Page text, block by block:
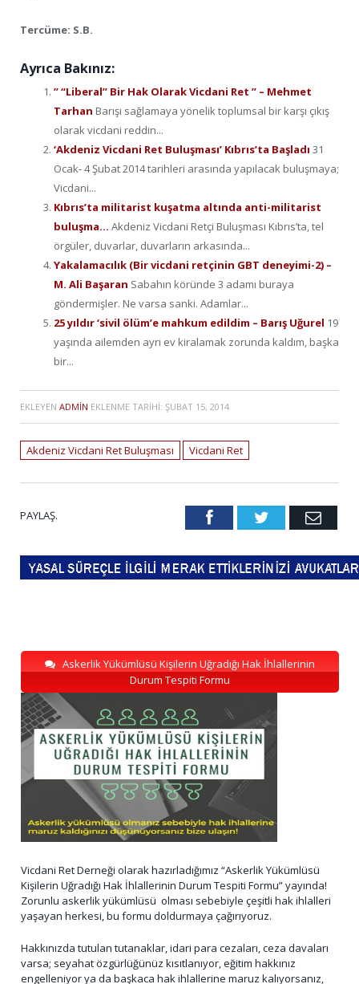
Tercüme: S.B.
Ayrıca Bakınız:
” “Liberal” Bir Hak Olarak Vicdani Ret ” – Mehmet
Tarhan Barışı sağlamaya yönelik toplumsal bir karşı çıkış
olarak vicdani reddin...
‘Akdeniz Vicdani Ret Buluşması’ Kıbrıs’ta Başladı 31
Ocak- 4 Şubat 2014 tarihleri arasında yapılacak buluşmaya;
Vicdani...
Kıbrıs’ta militarist kuşatma altında anti-militarist
buluşma… Akdeniz Vicdani Retçi Buluşması Kıbrıs’ta, tel
örgüler, duvarlar, duvarların arkasında...
Yakalamacılık (Bir vicdani retçinin GBT deneyimi-2) –
M. Ali Başaran Sabahın köründe 3 adamı buraya
göndermişler. Ne varsa sanki. Adamlar...
25 yıldır ‘sivil ölüm’e mahkum edildim – Barış Uğurel 19
yaşında ailemden ayrı ev kiralamak zorunda kaldım, başka
bir...
EKLEYEN ADMIN EKLENME TARIHI: ŞUBAT 15, 2014
Akdeniz Vicdani Ret Buluşması Vicdani Ret
PAYLAŞ. FacebookTwitter Email
Askerlik Yükümlüsü Kişilerin Uğradığı Hak İhlallerinin
Durum Tespiti Formu
Vicdani Ret Derneği olarak hazırladığımız “Askerlik Yükümlüsü
Kişilerin Uğradığı Hak İhlallerinin Durum Tespiti Formu” yayında!
Zorunlu askerlik yükümlüsü olması sebebiyle çeşitli hak ihlalleri
yaşayan herkesi, bu formu doldurmaya çağırıyoruz.
Hakkınızda tutulan tutanaklar, idari para cezaları, ceza davaları
varsa; seyahat özgürlüğünüz kısıtlanıyor, eğitim hakkınız
engelleniyor ya da başkaca hak ihlallerine maruz kalıyorsanız,